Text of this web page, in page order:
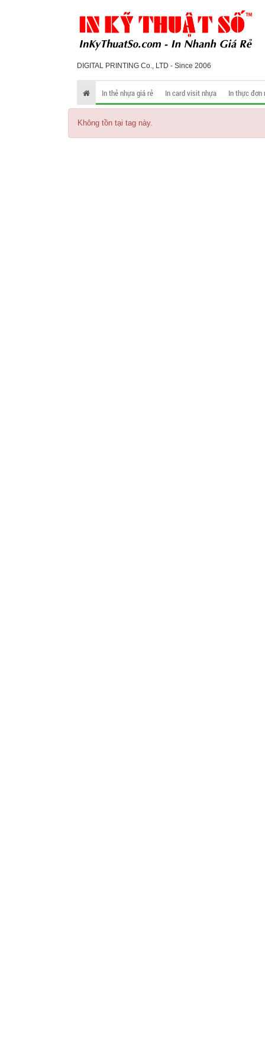
DIGITAL PRINTING Co., LTD - Since 2006
In thẻ nhựa giá rẻ In card visit nhựa In thực đơn
Không tồn tại tag này.